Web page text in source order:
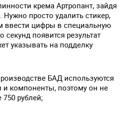
крема Артропант, зайдя
Нужно просто удалить стикер,
ввести цифры в специальную
секунд появится результат
указывать на подделку
БАД используются
и компоненты, поэтому он не
рублей;